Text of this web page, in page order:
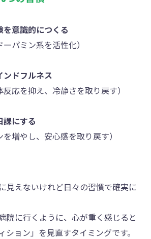
を意識的につくる
パミン系を活性化）
ンドフルネス
応を抑え、冷静さを取り戻す）
課にする
増やし、安心感を取り戻す）
見えないけれど日々の習慣で確実に
院に行くように、心が重く感じると
ション」を見直すタイミングです。